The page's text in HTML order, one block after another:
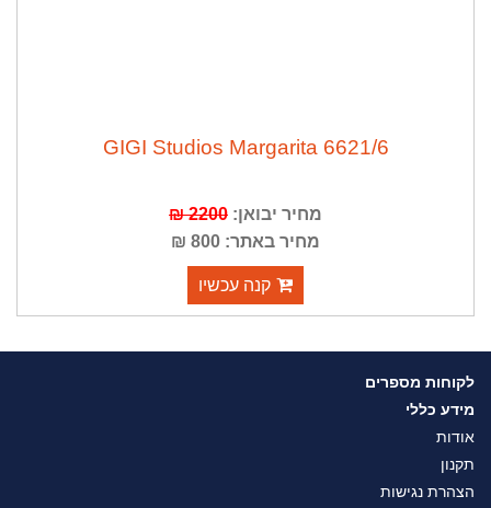
GIGI Studios Margarita 6621/6
מחיר יבואן:2200 ₪
מחיר באתר: 800 ₪
קנה עכשיו
לקוחות מספרים
מידע כללי
אודות
תקנון
הצהרת נגישות